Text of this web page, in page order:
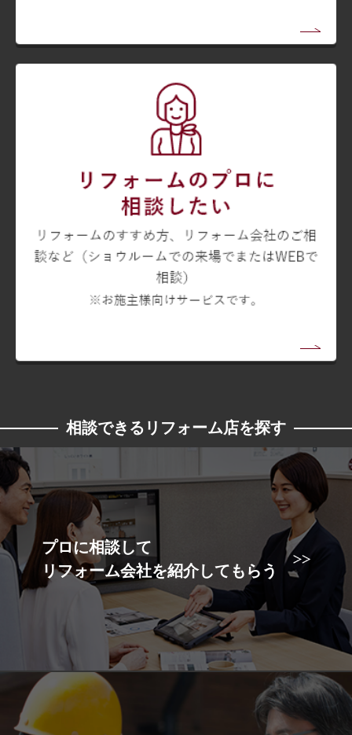
相談できるリフォーム店を探す
プロに相談して
リフォーム会社を紹介してもらう